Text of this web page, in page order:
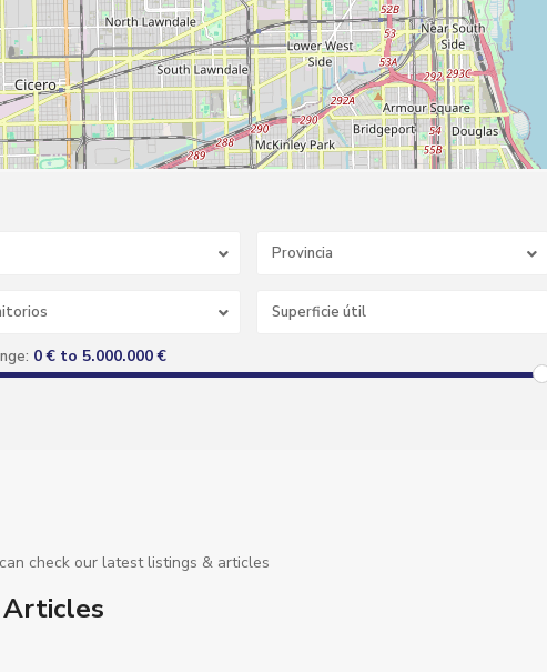
Provincia
0 € to 5.000.000 €
check our latest listings & articles